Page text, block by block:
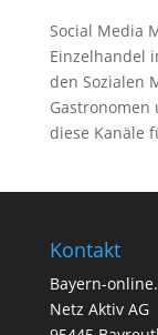
Social Media
Einzelhandel
den Sozialen
diese Kanäle
Kontakt
Bayern-
Netz Aktiv AG